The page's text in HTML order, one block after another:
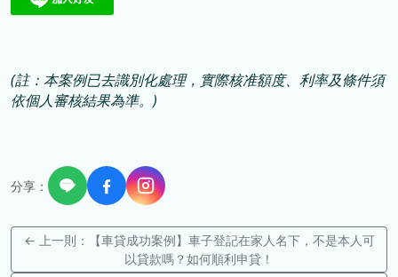
(註：本案例已去識別化處理，實際核准額度、利率及條件須
依個人審核結果為準。 )
分享：
← 上一則：【車貸成功案例】車子登記在家人名下，不是本人可
以貸款嗎？如何順利申貸！